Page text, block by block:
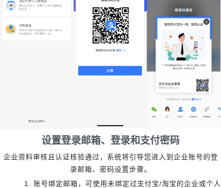
设置登录邮箱、登录和支付密码
企业资料审核且认证核验通过，系统将引导您进入到企业账号的登
录邮箱、密码设置步骤。
1. 账号绑定邮箱，可使用未绑定过支付宝/淘宝的企业或个人